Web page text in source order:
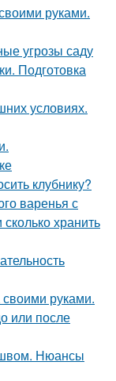
руками.
угрозы саду
Подготовка
условиях.
клубнику?
варенья с
хранить
руками.
или после
швом. Нюансы